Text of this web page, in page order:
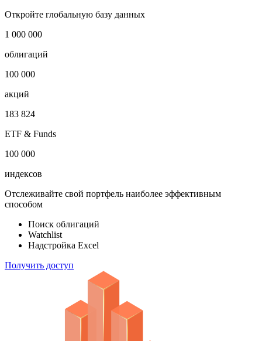
Откройте глобальную базу данных
1 000 000
облигаций
100 000
акций
183 824
ETF & Funds
100 000
индексов
Отслеживайте свой портфель наиболее эффективным
способом
Поиск облигаций
Watchlist
Надстройка Excel
Получить доступ